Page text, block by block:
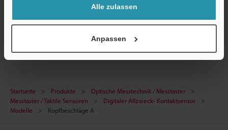
Alle zulassen
Anpassen
Startseite Produkte
Optische Messtechnik / Messtaster
Messtaster / Taktile Sensoren
Digitaler Allzweck- Kontaktsensor
Modelle
Kopfbeschläge A